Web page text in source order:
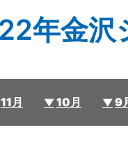
年金沢
11月 10月 9